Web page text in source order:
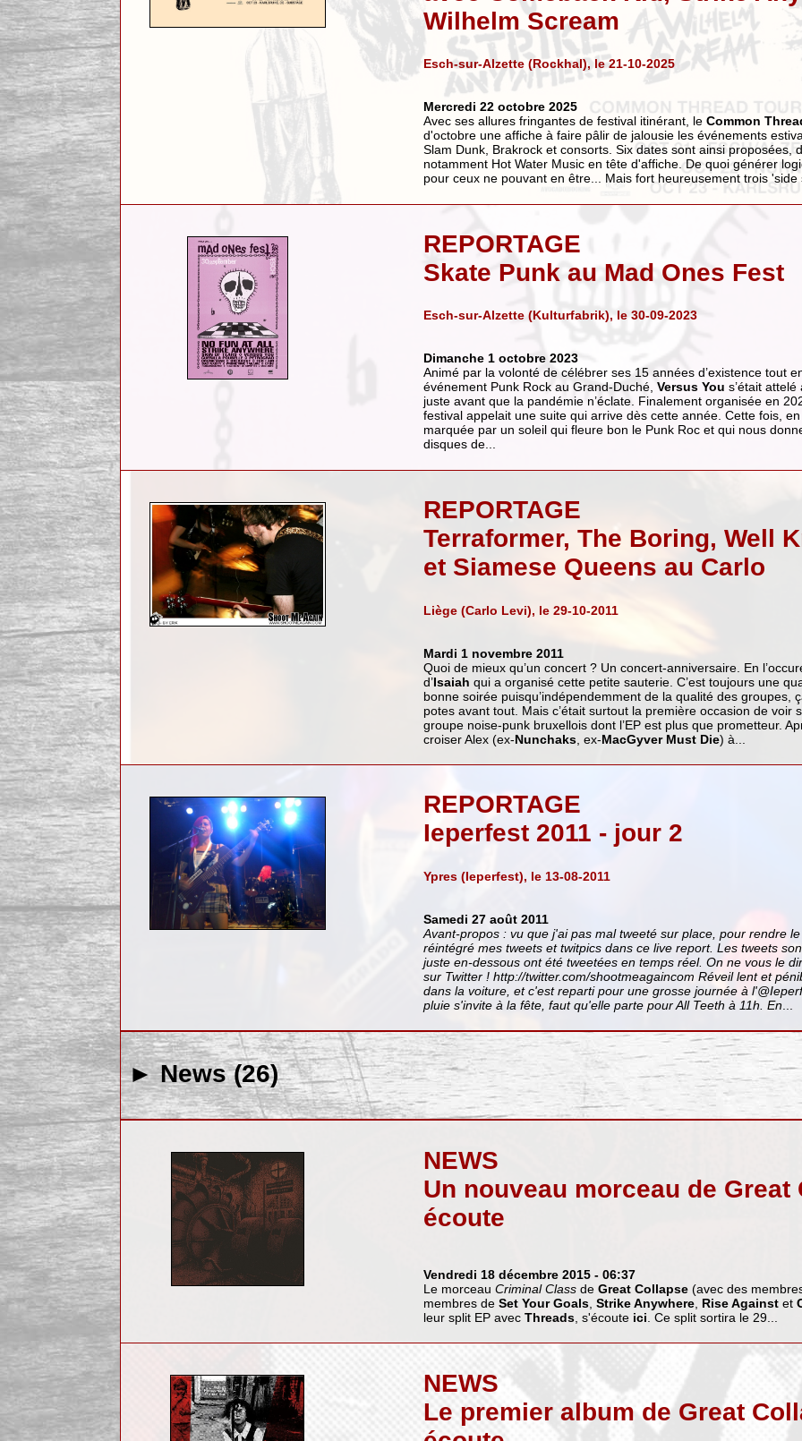
Wilhelm Scream
Esch-sur-Alzette (Rockhal), le 21-10-2025
Mercredi 22 octobre 2025
Avec ses allures fringantes de festival itinérant, le Common
d'octobre une affiche à faire pâlir de jalousie les événements
Slam Dunk, Brakrock et consorts. Six dates sont ainsi proposées,
notamment Hot Water Music en tête d'affiche. De quoi générer
pour ceux ne pouvant en être... Mais fort heureusement trois 'side
REPORTAGE
Skate Punk au Mad Ones Fest
Esch-sur-Alzette (Kulturfabrik), le 30-09-2023
Dimanche 1 octobre 2023
Animé par la volonté de célébrer ses 15 années d’existence tout
événement Punk Rock au Grand-Duché, Versus You s’était
juste avant que la pandémie n’éclate. Finalement organisée en
festival appelait une suite qui arrive dès cette année. Cette fois,
marquée par un soleil qui fleure bon le Punk Roc et qui nous
disques de...
REPORTAGE
Terraformer, The Boring, Well
et Siamese Queens au Carlo
Liège (Carlo Levi), le 29-10-2011
Mardi 1 novembre 2011
Quoi de mieux qu’un concert ? Un concert-anniversaire. En
d’Isaiah qui a organisé cette petite sauterie. C’est toujours une
bonne soirée puisqu’indépendemment de la qualité des groupes,
potes avant tout. Mais c’était surtout la première occasion de voir
groupe noise-punk bruxellois dont l’EP est plus que prometteur.
croiser Alex (ex-Nunchaks, ex-MacGyver Must Die) à...
REPORTAGE
Ieperfest 2011 - jour 2
Ypres (Ieperfest), le 13-08-2011
Samedi 27 août 2011
Avant-propos : vu que j'ai pas mal tweeté sur place, pour rendre
réintégré mes tweets et twitpics dans ce live report. Les tweets
juste en-dessous ont été tweetées en temps réel. On ne vous le
sur Twitter ! http://twitter.com/shootmeagaincom Réveil lent et
dans la voiture, et c'est reparti pour une grosse journée à
pluie s'invite à la fête, faut qu'elle parte pour All Teeth à 11h. En...
► News (26)
NEWS
Un nouveau morceau de Great
écoute
Vendredi 18 décembre 2015 - 06:37
Le morceau Criminal Classde Great Collapse(avec des
membres de Set Your Goals, Strike Anywhere, Rise Againstet
leur split EP avec Threads, s'écoute ici . Ce split sortira le 29...
NEWS
Le premier album de Great